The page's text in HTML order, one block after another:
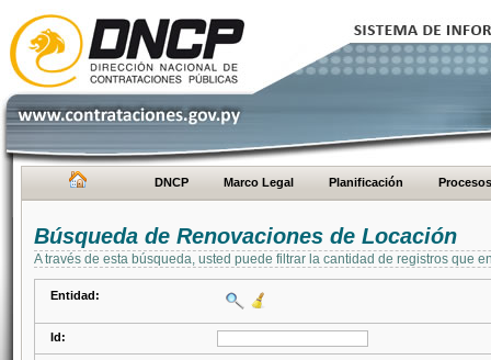
DNCP Marco Legal Planificación Procesos
Búsqueda de Renovaciones de Locación
A través de esta búsqueda, usted puede filtrar la cantidad de registros que
Entidad:
Id: